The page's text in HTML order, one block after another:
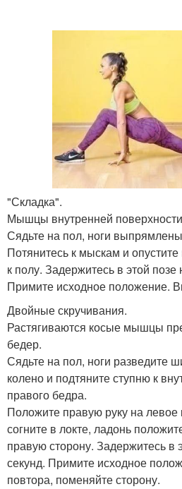
"Складка".
Мышцы внутренней
Сядьте на пол, ноги
Потянитесь к мыскам и
к полу. Задержитесь в этой позе
Примите исходное положение.
Двойные скручивания.
Растягиваются косые мышцы
бедер.
Сядьте на пол, ноги разведите
колено и подтяните ступню к
правого бедра.
Положите правую руку на левое
согните в локте, ладонь
правую сторону. Задержитесь в
секунд. Примите исходное
повтора, поменяйте сторону.